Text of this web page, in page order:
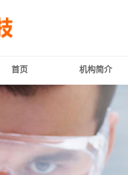
首页 机构简介